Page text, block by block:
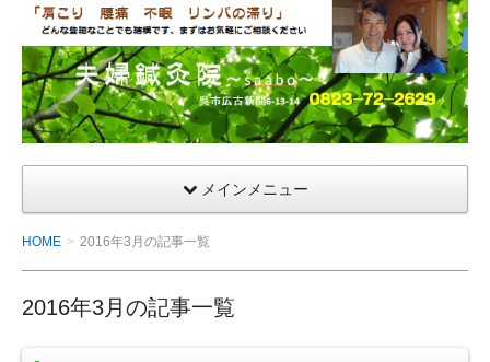
夫
婦
鍼
灸
院
メインメニュー
HOME 2016年3月の記事一覧
2016年3月の記事一覧